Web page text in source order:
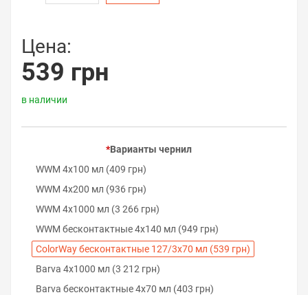
Цена:
539 грн
в наличии
Варианты чернил
WWM 4х100 мл (409 грн)
WWM 4х200 мл (936 грн)
WWM 4х1000 мл (3 266 грн)
WWM бесконтактные 4х140 мл (949 грн)
ColorWay бесконтактные 127/3х70 мл (539 грн)
Barva 4х1000 мл (3 212 грн)
Barva бесконтактные 4х70 мл (403 грн)